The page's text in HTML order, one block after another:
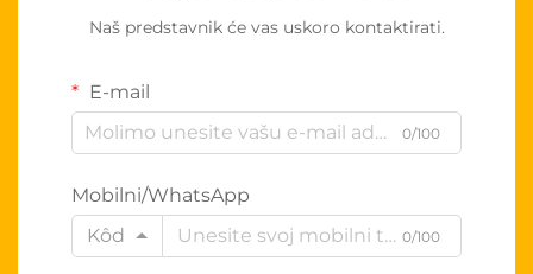
Naš predstavnik će vas uskoro kontaktirati.
E-mail
0/100
Mobilni/WhatsApp
Kôd
0/100